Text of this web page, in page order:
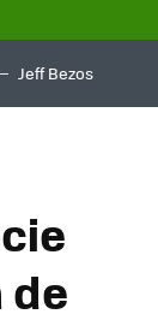
Jeff Bezos
de